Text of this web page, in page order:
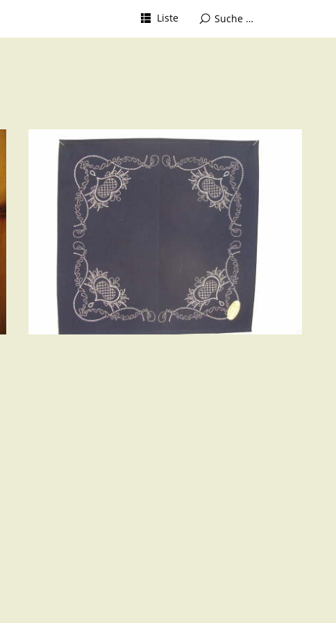
Liste
Mir gefällt, was ich hier sehe – ich will die
Töpferei besuchen …